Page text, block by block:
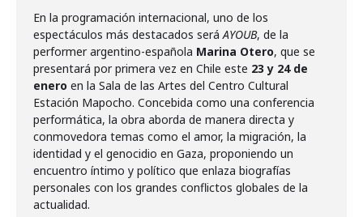
En la programación internacional, uno de los
espectáculos más destacados seráAYOUB, de la
performer argentino-española Marina Otero, que se
presentará por primera vez en Chile este 23 y 24 de
enero en la Sala de las Artes del Centro Cultural
Estación Mapocho. Concebida como una conferencia
performática, la obra aborda de manera directa y
conmovedora temas como el amor, la migración, la
identidad y el genocidio en Gaza, proponiendo un
encuentro íntimo y político que enlaza biografías
personales con los grandes conflictos globales de la
actualidad.